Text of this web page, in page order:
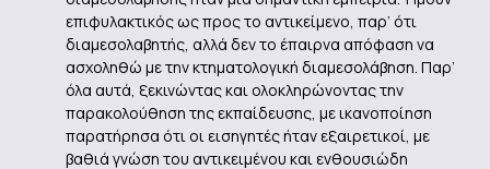
επιφυλακτικός ως προς το αντικείμενο, παρ’ ότι
διαμεσολαβητής, αλλά δεν το έπαιρνα απόφαση να
ασχοληθώ με την κτηματολογική διαμεσολάβηση. Παρ’
όλα αυτά, ξεκινώντας και ολοκληρώνοντας την
παρακολούθηση της εκπαίδευσης, με ικανοποίηση
παρατήρησα ότι οι εισηγητές ήταν εξαιρετικοί, με
βαθιά γνώση του αντικειμένου και ενθουσιώδη